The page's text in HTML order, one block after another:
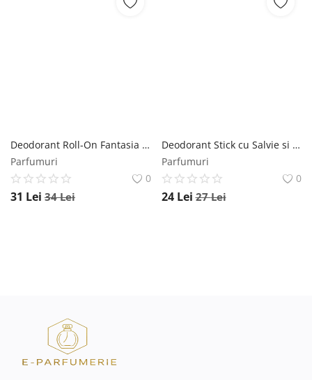
Deodorant Roll-On Fantasia Herbagen, 50 ml Herbagen
Parfumuri
0
31 Lei 34Lei
Deodorant Stick cu Salvie si Plop Negru Verre de Nature Femme Fleurie Manicos, 50g Manicos
Parfumuri
0
24 Lei 27Lei